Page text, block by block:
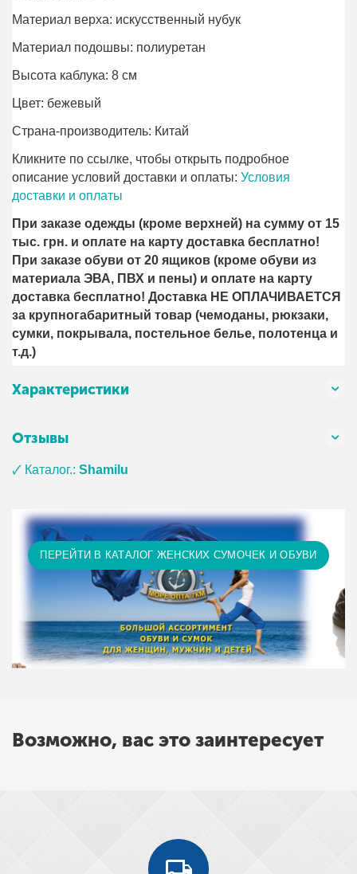
Материал верха: искусственный нубук
Материал подошвы: полиурeтан
Высота каблука: 8 см
Цвет: бежевый
Страна-производитель: Китай
Кликните по ссылке, чтобы открыть подробное
описание условий доставки и оплаты:Условия
доставки и оплаты
При заказе одежды (кроме верхней) на сумму от 15
тыс. грн. и оплате на карту доставка бесплатно!
При заказе обуви от 20 ящиков (кроме обуви из
материала ЭВА, ПВХ и пены) и оплате на карту
доставка бесплатно! Доставка НЕ ОПЛАЧИВАЕТСЯ
за крупногабаритный товар (чемоданы, рюкзаки,
сумки, покрывала, постельное белье, полотенца и
т.д.)
Характеристики
Отзывы
🗸 Каталог.:Shamilu
ПЕРЕЙТИ В КАТАЛОГ ЖЕНСКИХ СУМОЧЕК И ОБУВИ
Возможно, вас это заинтересует